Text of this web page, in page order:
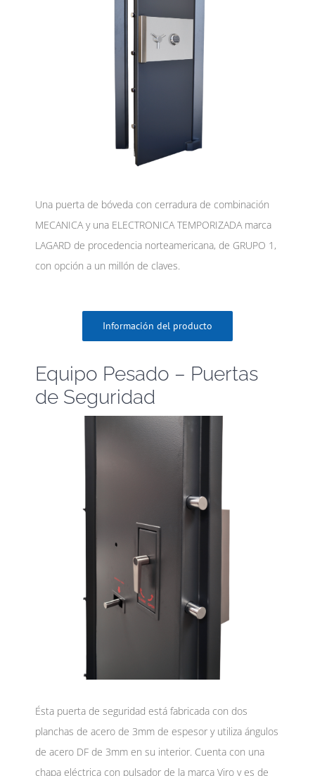
Una puerta de bóveda con cerradura de combinación
MECANICA y una ELECTRONICA TEMPORIZADA marca
LAGARD de procedencia norteamericana, de GRUPO 1,
con opción a un millón de claves.
Información del producto
Equipo Pesado – Puertas
de Seguridad
Ésta puerta de seguridad está fabricada con dos
planchas de acero de 3mm de espesor y utiliza ángulos
de acero DF de 3mm en su interior. Cuenta con una
chapa eléctrica con pulsador de la marca Viro y es de